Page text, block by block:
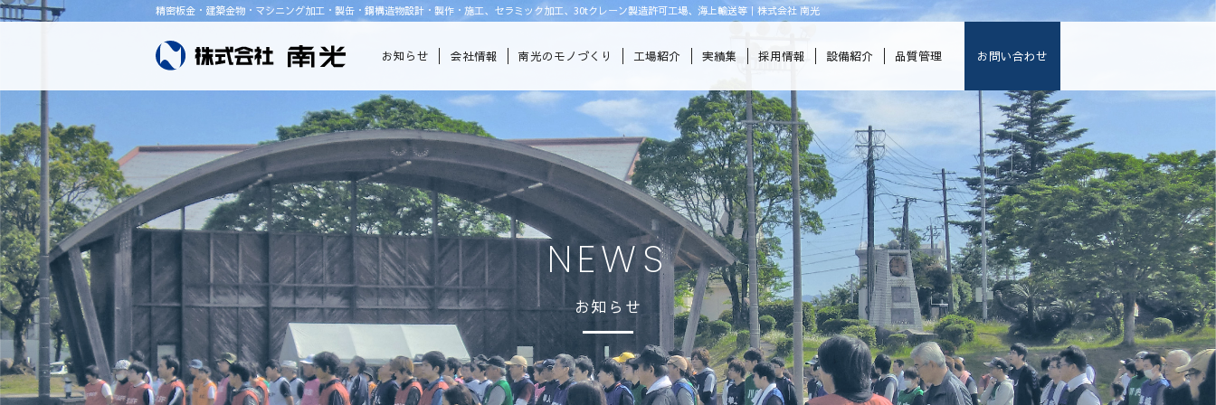
精密板金・建築金物・マシニング加工・製缶・鋼構造物設計・製作・施工、セラミック加工、30tクレーン製造許可工場、海上輸送等｜株式会社 南光
お知らせ 会社情報 南光のモノづくり 工場紹介 実績集 採用情報 設備紹介 品質管理 お問い合わせ
NEWS
お知らせ